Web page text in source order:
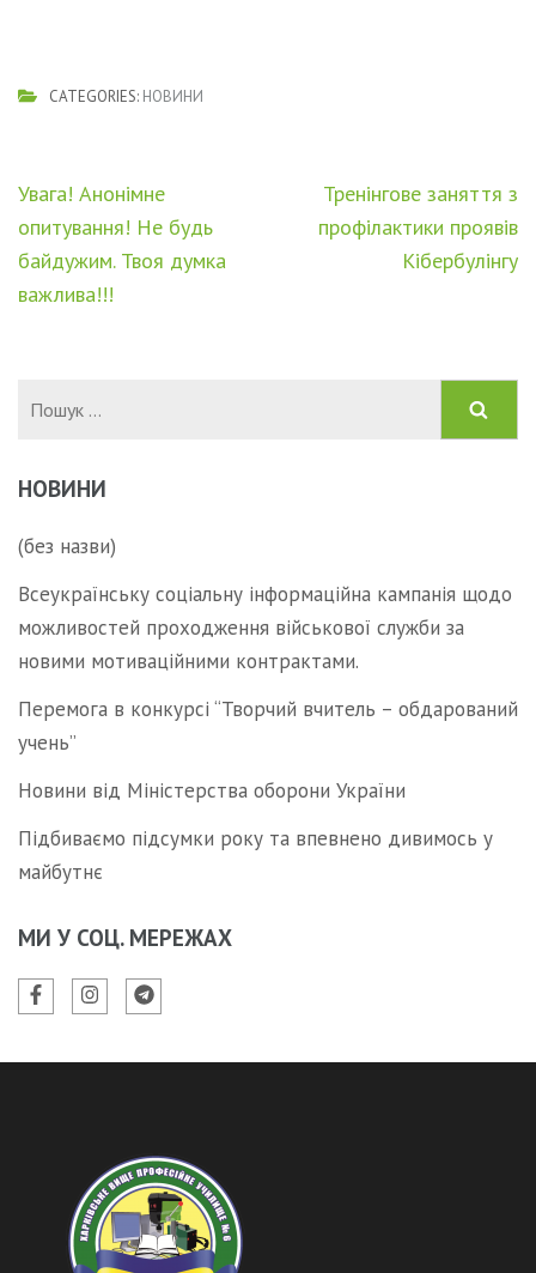
CATEGORIES: НОВИНИ
Навігація
записів
Увага! Анонімне
опитування! Не будь
байдужим. Твоя думка
важлива!!!
Тренінгове заняття з
профілактики проявів
Кібербулінгу
НОВИНИ
(без назви)
Всеукраїнську соціальну інформаційна кампанія щодо
можливостей проходження військової служби за
новими мотиваційними контрактами.
Перемога в конкурсі “Творчий вчитель – обдарований
учень”
Новини від Міністерства оборони України
Підбиваємо підсумки року та впевнено дивимось у
майбутнє
МИ У СОЦ. МЕРЕЖАХ